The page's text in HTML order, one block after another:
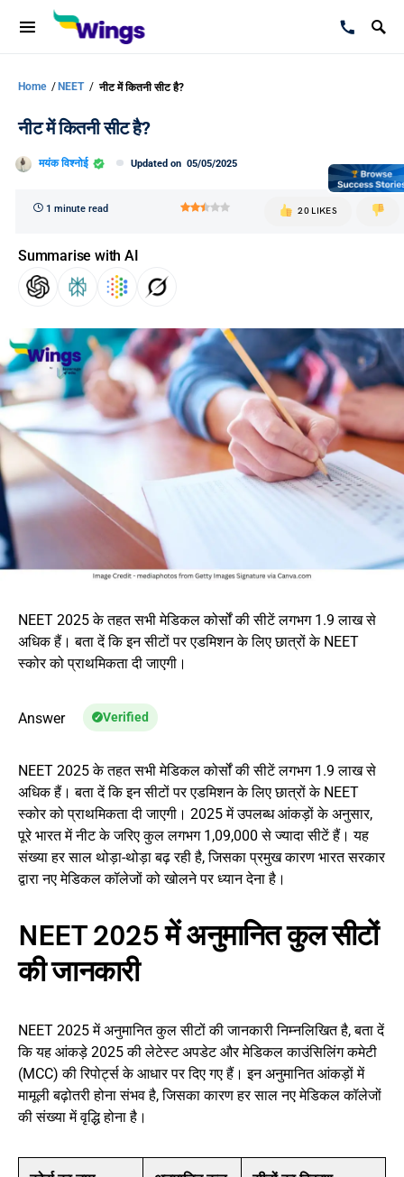
Home / NEET / नीट में कितनी सीट है?
नीट में कितनी सीट है?
मयंक विश्नोई Updated on 05/05/2025
1 minute read 20 LIKES
Summarise with AI
NEET 2025 के तहत सभी मेडिकल कोर्सों की सीटें लगभग 1.9 लाख से
अधिक हैं। बता दें कि इन सीटों पर एडमिशन के लिए छात्रों के NEET
स्कोर को प्राथमिकता दी जाएगी।
Answer Verified
NEET 2025 के तहत सभी मेडिकल कोर्सों की सीटें लगभग 1.9 लाख से
अधिक हैं। बता दें कि इन सीटों पर एडमिशन के लिए छात्रों के NEET
स्कोर को प्राथमिकता दी जाएगी। 2025 में उपलब्ध आंकड़ों के अनुसार,
पूरे भारत में नीट के जरिए कुल लगभग 1,09,000 से ज्यादा सीटें हैं। यह
संख्या हर साल थोड़ा-थोड़ा बढ़ रही है, जिसका प्रमुख कारण भारत सरकार
द्वारा नए मेडिकल कॉलेजों को खोलने पर ध्यान देना है।
NEET 2025 में अनुमानित कुल सीटों
की जानकारी
NEET 2025 में अनुमानित कुल सीटों की जानकारी निम्नलिखित है, बता दें
कि यह आंकड़े 2025 की लेटेस्ट अपडेट और मेडिकल काउंसिलिंग कमेटी
(MCC) की रिपोर्ट्स के आधार पर दिए गए हैं। इन अनुमानित आंकड़ों में
मामूली बढ़ोतरी होना संभव है, जिसका कारण हर साल नए मेडिकल कॉलेजों
की संख्या में वृद्धि होना है।